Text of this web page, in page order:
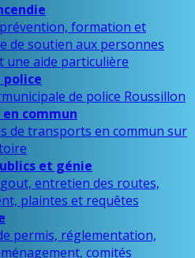
formation et
de soutien aux personnes
une aide particulière
police
de police Roussillon
commun
de transports en commun sur
et génie
entretien des routes,
plaintes et requêtes
permis, réglementation,
comités